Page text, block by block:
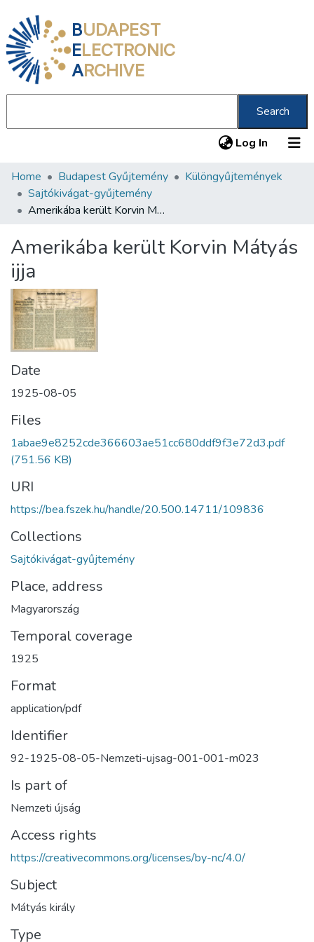
BUDAPEST
ELECTRONIC
ARCHIVE
Search
Log In (current)
Communities & Collections
All of DSpace
About us
Home Budapest Gyűjtemény
Különgyűjtemények
Sajtókivágat-gyűjtemény
Amerikába került Korvin Mátyás ijja
Amerikába került Korvin Mátyás
ijja
Date
1925-08-05
Files
1abae9e8252cde366603ae51cc680ddf9f3e72d3.pdf
(751.56 KB)
URI
https://bea.fszek.hu/handle/20.500.14711/109836
Collections
Sajtókivágat-gyűjtemény
Place, address
Magyarország
Temporal coverage
1925
Format
application/pdf
Identifier
92-1925-08-05-Nemzeti-ujsag-001-001-m023
Is part of
Nemzeti újság
Access rights
https://creativecommons.org/licenses/by-nc/4.0/
Subject
Mátyás király
Type